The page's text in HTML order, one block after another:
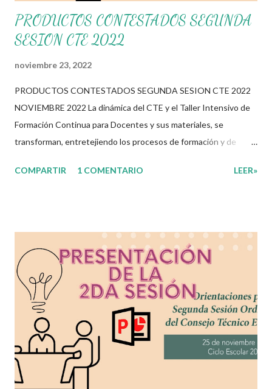
PRODUCTOS CONTESTADOS SEGUNDA
SESION CTE 2022
noviembre 23, 2022
PRODUCTOS CONTESTADOS SEGUNDA SESION CTE 2022
NOVIEMBRE 2022 La dinámica del CTE y el Taller Intensivo de
Formación Continua para Docentes y sus materiales, se
transforman, entretejiendo los procesos de formación y de
guía de trabajo a un documento orientador, el cual es genérico y
docente tome decisiones sobre su organización, la gestión del
tiempo acorde a las necesidades de la escuela y las acciones que
decidan emprender para apropiarse y resignificar el Plan de
Estudio dentro y fuera de este espacio. En esta Primera Sesión
Ordinaria se les invita a que reflexionen y acuerden posibles
acciones a realizar colaborativamente en la escuela y con la
comunidad, a fin de atender las problemáticas identificadas.
Compañeros docentes ...
COMPARTIR 1 COMENTARIO LEER»